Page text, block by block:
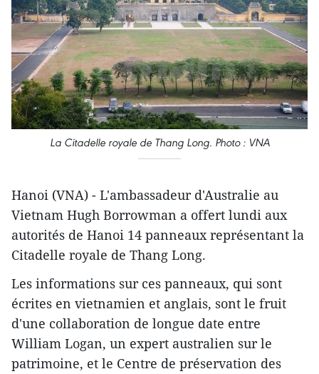
La Citadelle royale de Thang Long. Photo : VNA
Hanoi (VNA) - L'ambassadeur d'Australie au
Vietnam Hugh Borrowman a offert lundi aux
autorités de Hanoi 14 panneaux représentant la
Citadelle royale de Thang Long.
Les informations sur ces panneaux, qui sont
écrites en vietnamien et anglais, sont le fruit
d'une collaboration de longue date entre
William Logan, un expert australien sur le
patrimoine, et le Centre de préservation des